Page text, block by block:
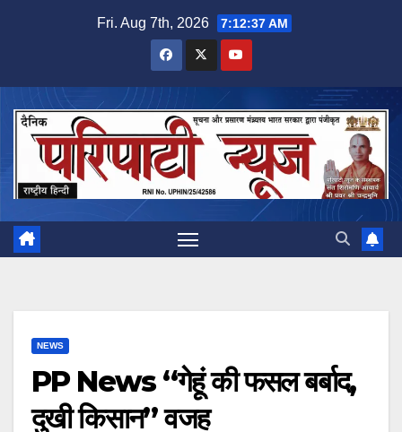
Fri. Aug 7th, 2026 7:12:38 AM
NEWS
PP News “गेहूं की फसल बर्बाद,
दुखी किसान” वजह